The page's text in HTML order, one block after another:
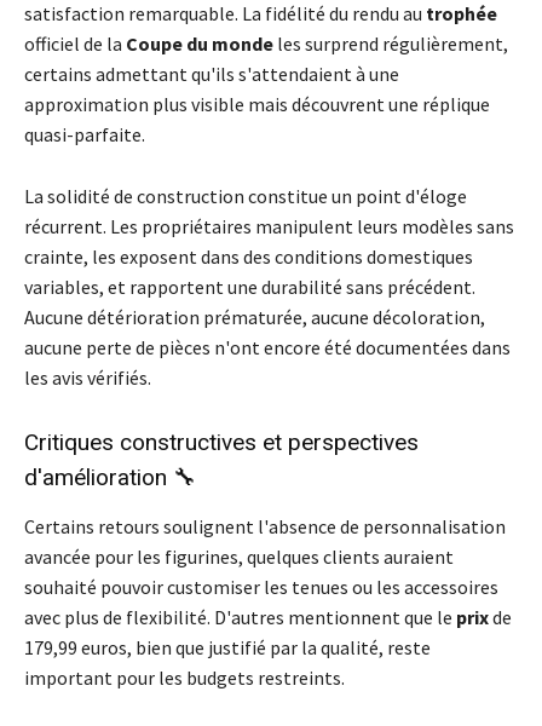
satisfaction remarquable. La fidélité du rendu au trophée
officiel de la Coupe du monde les surprend régulièrement,
certains admettant qu'ils s'attendaient à une
approximation plus visible mais découvrent une réplique
quasi-parfaite.
La solidité de construction constitue un point d'éloge
récurrent. Les propriétaires manipulent leurs modèles sans
crainte, les exposent dans des conditions domestiques
variables, et rapportent une durabilité sans précédent.
Aucune détérioration prématurée, aucune décoloration,
aucune perte de pièces n'ont encore été documentées dans
les avis vérifiés.
Critiques constructives et perspectives
d'amélioration 🔧
Certains retours soulignent l'absence de personnalisation
avancée pour les figurines, quelques clients auraient
souhaité pouvoir customiser les tenues ou les accessoires
avec plus de flexibilité. D'autres mentionnent que le prixde
179,99 euros, bien que justifié par la qualité, reste
important pour les budgets restreints.